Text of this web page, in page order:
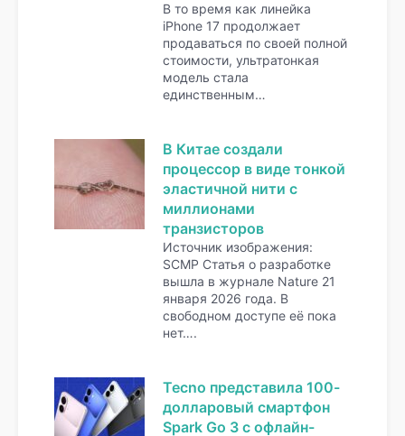
В то время как линейка
iPhone 17 продолжает
продаваться по своей полной
стоимости, ультратонкая
модель стала
единственным…
В Китае создали
процессор в виде тонкой
эластичной нити с
миллионами
транзисторов
Источник изображения:
SCMP Статья о разработке
вышла в журнале Nature 21
января 2026 года. В
свободном доступе её пока
нет….
Tecno представила 100-
долларовый смартфон
Spark Go 3 с офлайн-